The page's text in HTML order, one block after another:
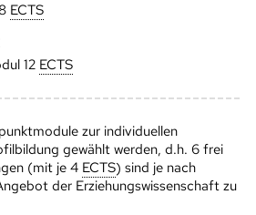
ECTS
12 ECTS
zur individuellen
gewählt werden, d.h. 6 frei
(mit je 4 ECTS) sind je nach
der Erziehungswissenschaft zu